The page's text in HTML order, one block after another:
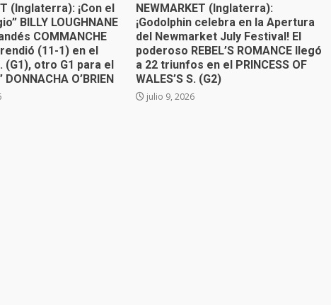
(Inglaterra): ¡Con el
BILLY LOUGHNANE
COMMANCHE
(11-1) en el
(G1), otro G1 para el
O’BRIEN
NEWMARKET (Inglaterra):
¡Godolphin celebra en la Apertura
del Newmarket July Festival! El
poderoso REBEL’S ROMANCE llegó
a 22 triunfos en el PRINCESS OF
WALES’S S. (G2)
julio 9, 2026